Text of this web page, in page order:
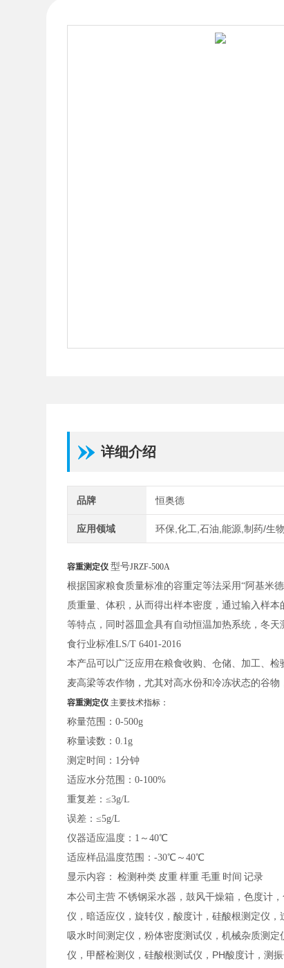
详细介绍
品牌 恒奥德
应用领域 环保,化工,石油,能源,制药/生
容重测定仪 型号JRZF-500A
根据国家粮食质量标准的容重定等法采用“阿基米
质重量、体积，从而得出样本密度，通过输入样
等特点，同时器皿盒具有自动恒温加热系统，冬
食行业标准LS/T 6401-2016
本产品可以广泛应用在粮食收购、仓储、加工、
麦高梁等农作物，尤其对高水份和冷冻状态的谷
容重测定仪 主要技术指标：
称量范围：0-500g
称量读数：0.1g
测定时间： 1分钟
适应水分范围：0-100%
重复差：≤3g/L
误差：≤5g/L
仪器适应温度： 1～40℃
适应样品温度范围：-30℃～40℃
显示内容：
检测种类 皮重 样重 毛重 时间 记录
本公司主营 不锈钢采水器，鼓风干燥箱，色度计
仪，暗适应仪，旋转仪，酸度计，硅酸根测定仪
吸水时间测定仪，粉体密度测试仪，机械杂质测
仪，甲醛检测仪，硅酸根测试仪，PH酸度计，测